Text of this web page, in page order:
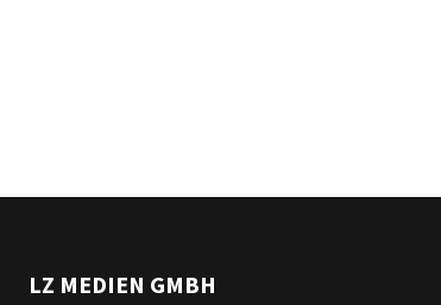
LZ MEDIEN GMBH